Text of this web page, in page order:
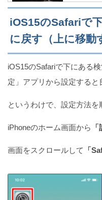
iPhoneの明
は抑えられ
【iPhone】
消えてる
Twitterでい
【
iOS15のSafariで
に戻す（上に移動
iOS15のSafariで下にある
定」アプリから設定すると
というわけで、設定方法を
iPhoneのホーム画面から
画面をスクロールして 「